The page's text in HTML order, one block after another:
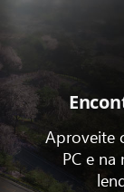
Aproveite
PC e